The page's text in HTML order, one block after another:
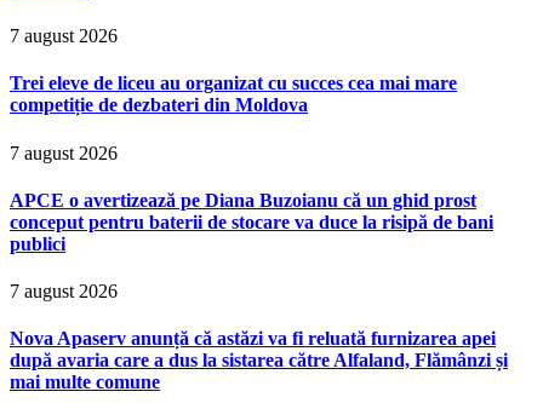
7 august 2026
Trei eleve de liceu au organizat cu succes cea mai mare
competiție de dezbateri din Moldova
7 august 2026
APCE o avertizează pe Diana Buzoianu că un ghid prost
conceput pentru baterii de stocare va duce la risipă de bani
publici
7 august 2026
Nova Apaserv anunță că astăzi va fi reluată furnizarea apei
după avaria care a dus la sistarea către Alfaland, Flămânzi și
mai multe comune